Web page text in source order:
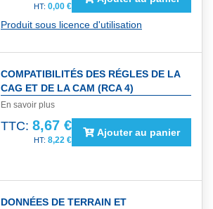
0,00 €
Produit sous licence d'utilisation
COMPATIBILITÉS DES RÉGLES DE LA
CAG ET DE LA CAM (RCA 4)
En savoir plus
TTC: 8,67 €
8,22 €
Ajouter au panier
DONNÉES DE TERRAIN ET